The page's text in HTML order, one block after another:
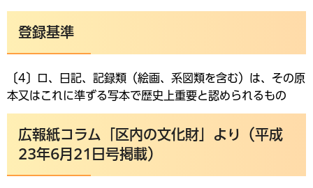
登録基準
〔4〕ロ、日記、記録類（絵画、系図類を含む）は、その原
本又はこれに準ずる写本で歴史上重要と認められるもの
広報紙コラム「区内の文化財」より（平成
23年6月21日号掲載）